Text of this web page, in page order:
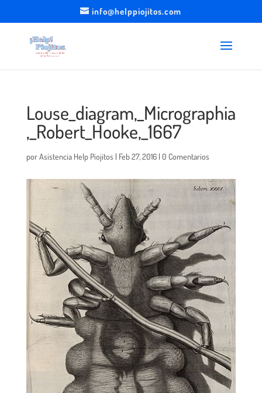
info@helppiojitos.com
Louse_diagram,_Micrographia
,_Robert_Hooke,_1667
porAsistencia Help Piojitos | Feb 27, 2016| 0 Comentarios